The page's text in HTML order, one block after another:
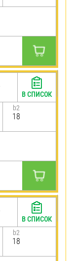
b2
18
В СПИСОК
b2
18
В СПИСОК